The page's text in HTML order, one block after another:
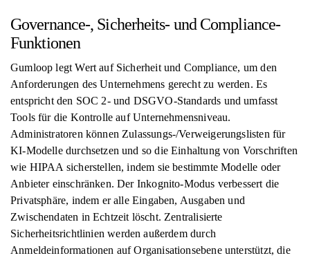
Governance-, Sicherheits- und Compliance-
Funktionen
Gumloop legt Wert auf Sicherheit und Compliance, um den
Anforderungen des Unternehmens gerecht zu werden. Es
entspricht den SOC 2- und DSGVO-Standards und umfasst
Tools für die Kontrolle auf Unternehmensniveau.
Administratoren können Zulassungs-/Verweigerungslisten für
KI-Modelle durchsetzen und so die Einhaltung von Vorschriften
wie HIPAA sicherstellen, indem sie bestimmte Modelle oder
Anbieter einschränken. Der Inkognito-Modus verbessert die
Privatsphäre, indem er alle Eingaben, Ausgaben und
Zwischendaten in Echtzeit löscht. Zentralisierte
Sicherheitsrichtlinien werden außerdem durch
Anmeldeinformationen auf Organisationsebene unterstützt, die